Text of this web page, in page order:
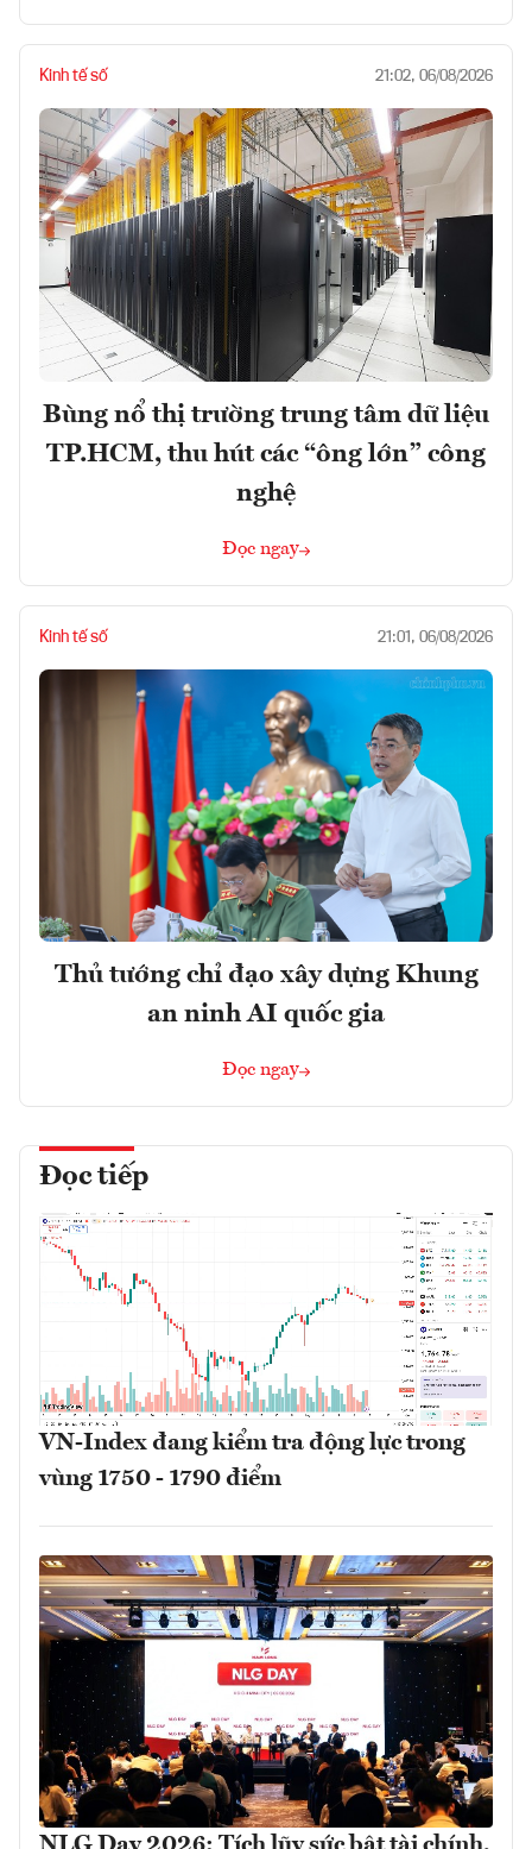
Kinh tế số 21:02, 06/08/2026
Bùng nổ thị trường trung tâm dữ liệu
TP.HCM, thu hút các “ông lớn” công
nghệ
Đọc ngay
Kinh tế số 21:01, 06/08/2026
Thủ tướng chỉ đạo xây dựng Khung
an ninh AI quốc gia
Đọc ngay
Đọc tiếp
VN-Index đang kiểm tra động lực trong
vùng 1750 - 1790 điểm